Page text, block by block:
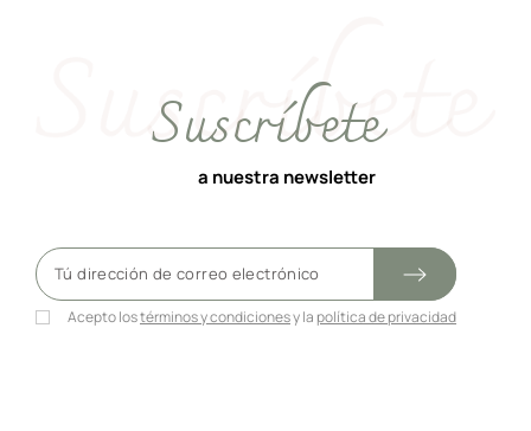
Suscríbete
a nuestra newsletter
Acepto lostérminos y condicionesy la política de privacidad